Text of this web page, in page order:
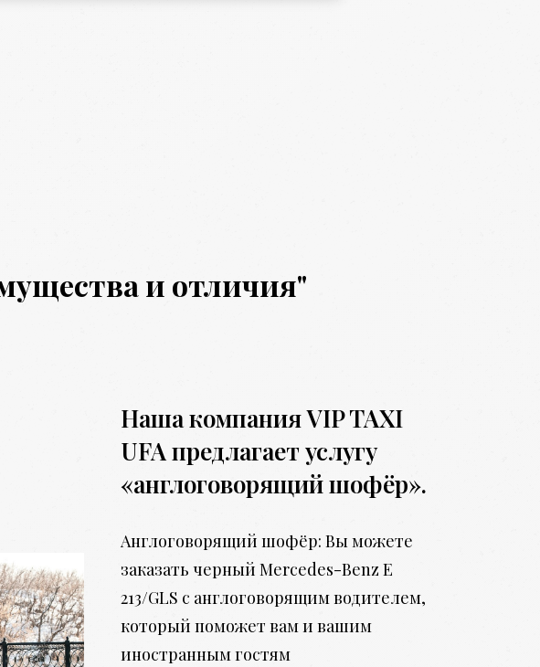
и отличия"
Наша компания VIP TAXI
UFA предлагает услугу
«англоговорящий шофёр».
Англоговорящий шофёр: Вы можете
заказать черный Mercedes-Benz E
213/GLS с англоговорящим водителем,
который поможет вам и вашим
иностранным гостям